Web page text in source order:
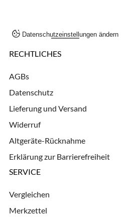
Datenschutzeinstellungen ändern
RECHTLICHES
AGBs
Datenschutz
Lieferung und Versand
Widerruf
Altgeräte-Rücknahme
Erklärung zur Barrierefreiheit
SERVICE
Vergleichen
Merkzettel